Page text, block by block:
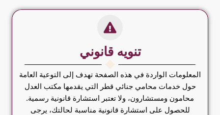
تنويه قانوني
المعلومات الواردة في هذه الصفحة تهدف إلى التوعية العامة
حول خدمات محامي جنائي قطر التي يقدمها مكتب العدل
محامون ومستشارون، ولا تعتبر استشارة قانونية رسمية.
للحصول على استشارة قانونية مناسبة لحالتك، يرجى